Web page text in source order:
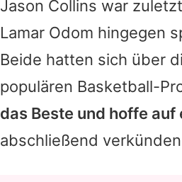
Jason Collins war
Lamar Odom hingegen
Beide hatten sich über
populären Basketball-
das Beste und hoffe
abschließend